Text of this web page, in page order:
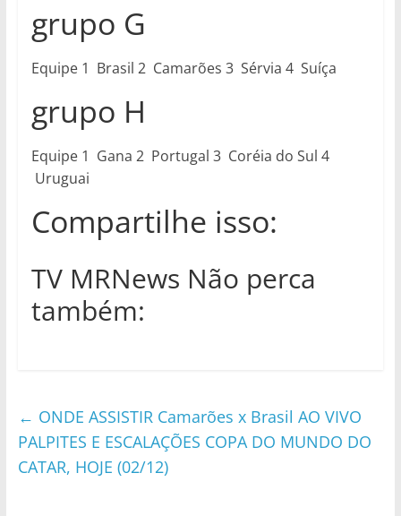
grupo G
Equipe 1 Brasil 2 Camarões 3 Sérvia 4 Suíça
grupo H
Equipe 1 Gana 2 Portugal 3 Coréia do Sul 4
Uruguai
Compartilhe isso:
TV MRNews Não perca
também:
← ONDE ASSISTIR Camarões x Brasil AO VIVO
PALPITES E ESCALAÇÕES COPA DO MUNDO DO
CATAR, HOJE (02/12)